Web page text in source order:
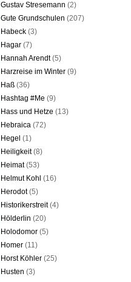
Gustav Stresemann (2)
Gute Grundschulen (207)
Habeck (3)
Hagar (7)
Hannah Arendt(5)
Harzreise im Winter (9)
Haß (36)
Hashtag #Me (9)
Hass und Hetze (13)
Hebraica (72)
Hegel (1)
Heiligkeit(8)
Heimat(53)
Helmut Kohl (16)
Herodot(5)
Historikerstreit(4)
Hölderlin (20)
Holodomor (5)
Homer (11)
Horst Köhler (25)
Husten (3)